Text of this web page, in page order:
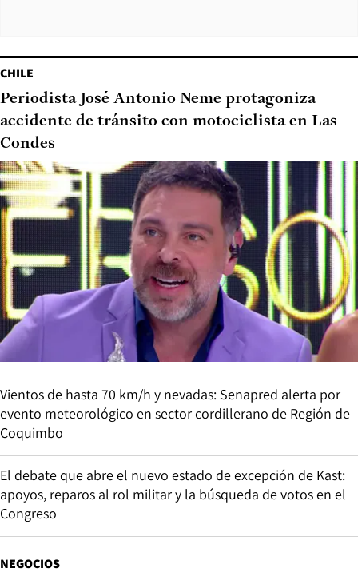
CHILE
Periodista José Antonio Neme protagoniza
accidente de tránsito con motociclista en Las
Condes
Vientos de hasta 70 km/h y nevadas: Senapred alerta por
evento meteorológico en sector cordillerano de Región de
Coquimbo
El debate que abre el nuevo estado de excepción de Kast:
apoyos, reparos al rol militar y la búsqueda de votos en el
Congreso
NEGOCIOS